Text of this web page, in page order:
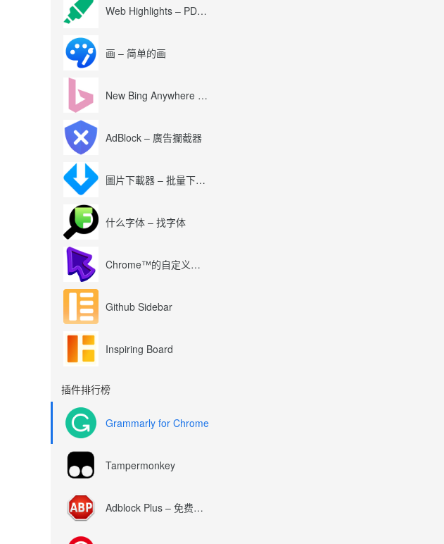
Web Highlights – PDF & Web Highlighter
画 – 简单的画
New Bing Anywhere (Bing Chat GPT-4)
AdBlock – 廣告攔截器
圖片下載器 – 批量下載圖片
什么字体 – 找字体
Chrome™的自定义光标
Github Sidebar
Inspiring Board
插件排行榜
Grammarly for Chrome
Tampermonkey
Adblock Plus – 免费的广告拦截器